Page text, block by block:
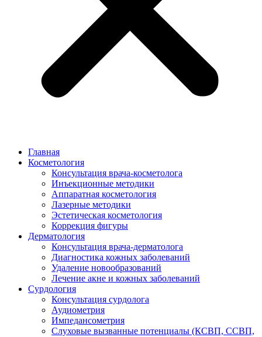
Главная
Косметология
Консультация врача-косметолога
Инъекционные методики
Аппаратная косметология
Лазерные методики
Эстетическая косметология
Коррекция фигуры
Дерматология
Консультация врача-дерматолога
Диагностика кожных заболеваний
Удаление новообразований
Лечение акне и кожных заболеваний
Сурдология
Консультация сурдолога
Аудиометрия
Импедансометрия
Слуховые вызванные потенциалы (КСВП, ССВП,